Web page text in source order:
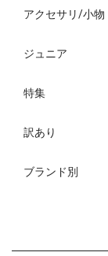
アクセサリ/小物
ジュニア
特集
訳あり
ブランド別